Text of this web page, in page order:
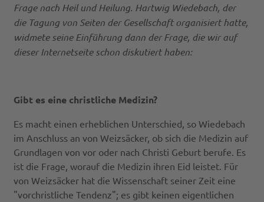
Frage nach Heil und Heilung. Hartwig Wiedebach, der
die Tagung von Seiten der Gesellschaft organisiert hatte,
widmete seine Einführung dann der Frage, die wir auf
dieser Internetseite schon diskutiert haben:
Gibt es eine christliche Medizin?
Es macht einen erheblichen Unterschied, so Wiedebach
im Anschluss an von Weizsäcker, ob sich die Medizin auf
Grundlagen von vor oder nach Christi Geburt berufe. Es
ist die Frage, worauf die Medizin ihren Eid leistet. Für
von Weizsäcker hat die Wissenschaft seiner Zeit eine
"vorchristliche Tendenz"; es gibt keinen eigentlichen